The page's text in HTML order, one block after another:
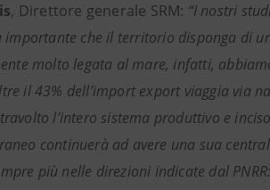
, Direttore generale SRM: “I nostri
importante che il territorio disponga di
molto legata al mare, infatti,
il 43% dell’import export viaggia via
l’intero sistema produttivo e
continuerà ad avere una sua
più nelle direzioni indicate dal